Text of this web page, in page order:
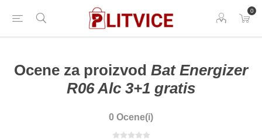
0
Ocene za proizvod Bat Energizer
R06 Alc 3+1 gratis
0 Ocene(i)